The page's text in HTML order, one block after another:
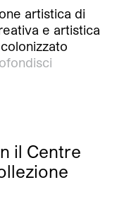
artistica di
e artistica
il Centre